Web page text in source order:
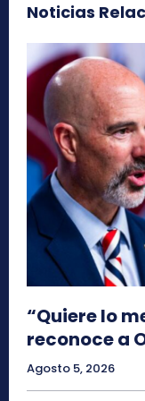
Noticias
“Quiere lo
reconoce a
Agosto 5, 2026